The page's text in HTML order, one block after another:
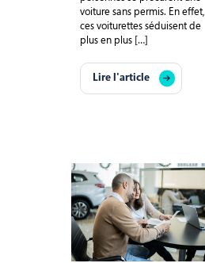
voiture sans permis. En effet,
ces voiturettes séduisent de
plus en plus […]
Lire l'article